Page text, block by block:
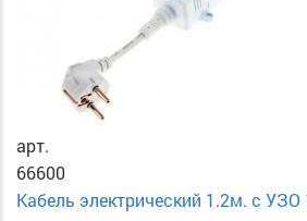
арт.
66600
Кабель электрический 1.2м. с